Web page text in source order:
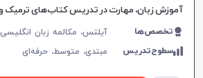
آموزش زبان، مهارت در تدریس کتاب‌های ترمیک
تمام سطوح، بهبود سریع در یادگیری.
تخصص‌ها
سطوح‌تدریس مبتدی، متوسط،حرفه‌ای